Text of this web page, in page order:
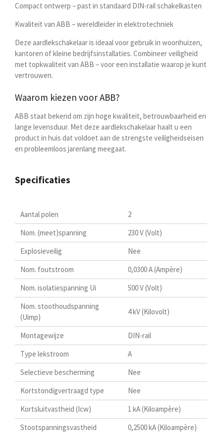
Compact ontwerp – past in standaard DIN-rail schakelkasten
Kwaliteit van ABB – wereldleider in elektrotechniek
Deze aardlekschakelaar is ideaal voor gebruik in woonhuizen,
kantoren of kleine bedrijfsinstallaties. Combineer veiligheid
met topkwaliteit van ABB – voor een installatie waarop je kunt
vertrouwen.
Waarom kiezen voor ABB?
ABB staat bekend om zijn hoge kwaliteit, betrouwbaarheid en
lange levensduur. Met deze aardlekschakelaar haalt u een
product in huis dat voldoet aan de strengste veiligheidseisen
en probleemloos jarenlang meegaat.
Specificaties
Aantal polen
2
Nom. (meet)spanning
230 V (Volt)
Explosieveilig
Nee
Nom. foutstroom
0,0300 A (Ampère)
Nom. isolatiespanning Ui
500 V (Volt)
Nom. stoothoudspanning
(Uimp)
4 kV (Kilovolt)
Montagewijze
DIN-rail
Type lekstroom
A
Selectieve bescherming
Nee
Kortstondigvertraagd type
Nee
Kortsluitvastheid (Icw)
1 kA (Kiloampère)
Stootspanningsvastheid
0,2500 kA (Kiloampère)